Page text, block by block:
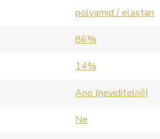
polyamid / elastan
86%
14%
Ano (neviditelně)
Ne